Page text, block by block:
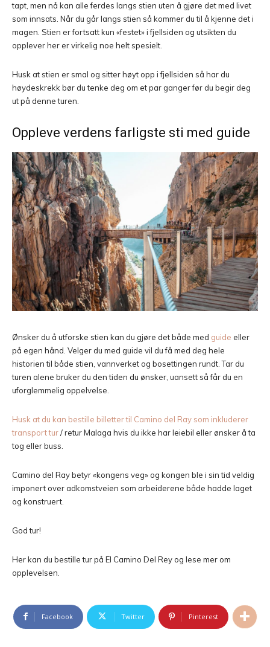
tapt, men nå kan alle ferdes langs stien uten å gjøre det med livet
som innsats. Når du går langs stien så kommer du til å kjenne det i
magen. Stien er fortsatt kun «festet» i fjellsiden og utsikten du
opplever her er virkelig noe helt spesielt.
Husk at stien er smal og sitter høyt opp i fjellsiden så har du
høydeskrekk bør du tenke deg om et par ganger før du begir deg
ut på denne turen.
Oppleve verdens farligste sti med guide
Ønsker du å utforske stien kan du gjøre det både med guide eller
på egen hånd. Velger du med guide vil du få med deg hele
historien til både stien, vannverket og bosettingen rundt. Tar du
turen alene bruker du den tiden du ønsker, uansett så får du en
uforglemmelig oppelvelse.
Husk at du kan bestille billetter til Camino del Ray som inkluderer
transport tur/ retur Malaga hvis du ikke har leiebil eller ønsker å ta
tog eller buss.
Camino del Ray betyr «kongens veg» og kongen ble i sin tid veldig
imponert over adkomstveien som arbeiderene både hadde laget
og konstruert.
God tur!
Her kan du bestille tur på El Camino Del Rey og lese mer om
opplevelsen.
Facebook Twitter Pinterest